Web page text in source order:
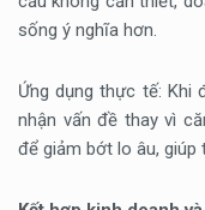
sống ý nghĩa hơn.
Ứng dụng thực tế: Khi
nhận vấn đề thay vì
để giảm bớt lo âu, giúp